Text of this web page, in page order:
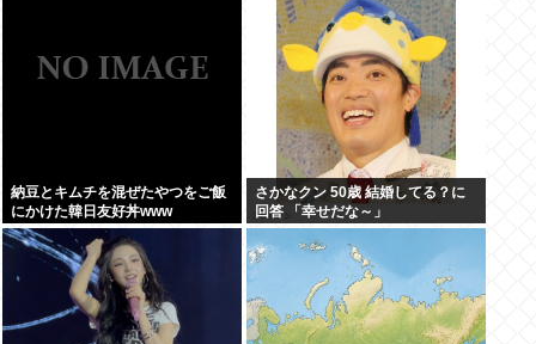
納豆とキムチを混ぜたやつをご飯
にかけた韓日友好丼www
さかなクン 50歳 結婚してる？に
回答 「幸せだな～」